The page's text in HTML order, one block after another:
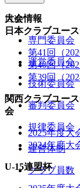
目次
専門委員会
運営委員会
技術委員会
審判委員会
規律委員会
運営体制
クラブ員数
大会情報
日本クラブユー
第41回（
第40回（
第39回（
関西クラブユー
会
2025年度大
2024年度大
U-15連盟杯